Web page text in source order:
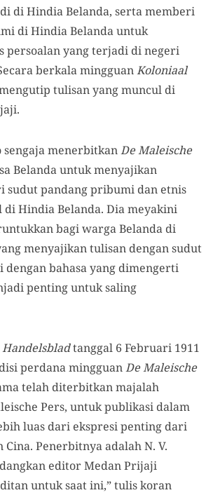
di Hindia Belanda, serta memberi
di Hindia Belanda untuk
persoalan yang terjadi di negeri
berkala mingguanKoloniaal
tulisan yang muncul di
menerbitkanDe Maleische
Belanda untuk menyajikan
sudut pandang pribumi dan etnis
di Hindia Belanda. Dia meyakini
bagi warga Belanda di
menyajikan tulisan dengan sudut
bahasa yang dimengerti
penting untuk saling
tanggal 6 Februari 1911
perdana mingguanDe Maleische
telah diterbitkan majalah
Pers, untuk publikasi dalam
luas dari ekspresi penting dari
Cina. Penerbitnya adalah N. V.
editor Medan Prijaji
untuk saat ini,” tulis koran